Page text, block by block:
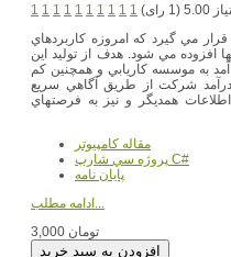
1 1 1 1 1 1 1 1 1 1
(1 رای)
مي گيرد كه امروزه كاربردهاي
افزوده مي شود. هدف از توليد اين
به موسسه كاريابي و همچنين كم
شركت از طريق آگاهي سريع
همديگر و نيز به فرصتهاي
مقاله کامپیوتر
پروژه سي شارپ C#
پایان نامه
ادامه مطلب...
3,000 تومان